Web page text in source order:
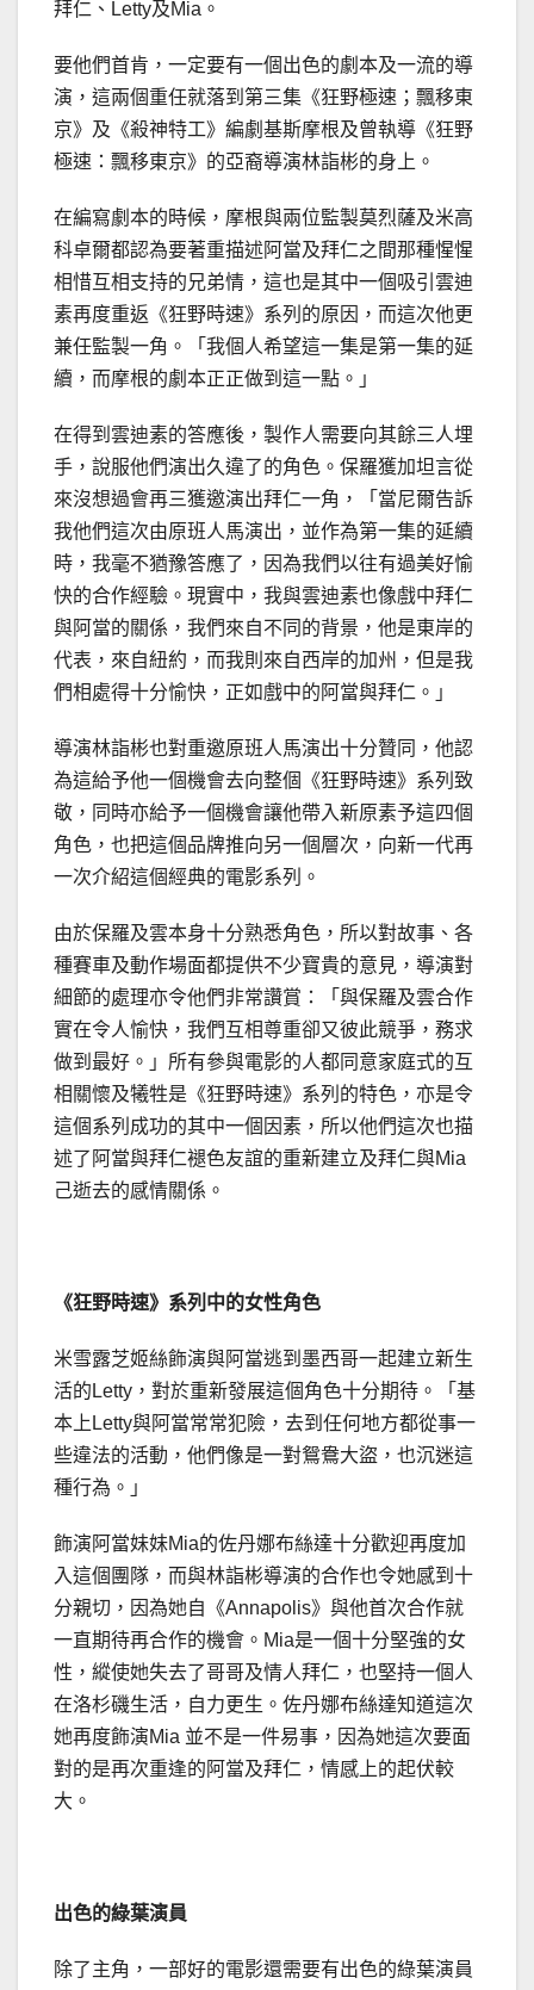
拜仁、Letty及Mia。
要他們首肯，一定要有一個出色的劇本及一流的導
演，這兩個重任就落到第三集《狂野極速；飄移東
京》及《殺神特工》編劇基斯摩根及曾執導《狂野
極速：飄移東京》的亞裔導演林詣彬的身上。
在編寫劇本的時候，摩根與兩位監製莫烈薩及米高
科卓爾都認為要著重描述阿當及拜仁之間那種惺惺
相惜互相支持的兄弟情，這也是其中一個吸引雲迪
素再度重返《狂野時速》系列的原因，而這次他更
兼任監製一角。「我個人希望這一集是第一集的延
續，而摩根的劇本正正做到這一點。」
在得到雲迪素的答應後，製作人需要向其餘三人埋
手，說服他們演出久違了的角色。保羅獲加坦言從
來沒想過會再三獲邀演出拜仁一角，「當尼爾告訴
我他們這次由原班人馬演出，並作為第一集的延續
時，我毫不猶豫答應了，因為我們以往有過美好愉
快的合作經驗。現實中，我與雲迪素也像戲中拜仁
與阿當的關係，我們來自不同的背景，他是東岸的
代表，來自紐約，而我則來自西岸的加州，但是我
們相處得十分愉快，正如戲中的阿當與拜仁。」
導演林詣彬也對重邀原班人馬演出十分贊同，他認
為這給予他一個機會去向整個《狂野時速》系列致
敬，同時亦給予一個機會讓他帶入新原素予這四個
角色，也把這個品牌推向另一個層次，向新一代再
一次介紹這個經典的電影系列。
由於保羅及雲本身十分熟悉角色，所以對故事、各
種賽車及動作場面都提供不少寶貴的意見，導演對
細節的處理亦令他們非常讚賞：「與保羅及雲合作
實在令人愉快，我們互相尊重卻又彼此競爭，務求
做到最好。」所有參與電影的人都同意家庭式的互
相關懷及犧牲是《狂野時速》系列的特色，亦是令
這個系列成功的其中一個因素，所以他們這次也描
述了阿當與拜仁褪色友誼的重新建立及拜仁與Mia
己逝去的感情關係。
《狂野時速》系列中的女性角色
米雪露芝姬絲飾演與阿當逃到墨西哥一起建立新生
活的Letty，對於重新發展這個角色十分期待。「基
本上Letty與阿當常常犯險，去到任何地方都從事一
些違法的活動，他們像是一對鴛鴦大盜，也沉迷這
種行為。」
飾演阿當妹妹Mia的佐丹娜布絲達十分歡迎再度加
入這個團隊，而與林詣彬導演的合作也令她感到十
分親切，因為她自《Annapolis》與他首次合作就
一直期待再合作的機會。Mia是一個十分堅強的女
性，縱使她失去了哥哥及情人拜仁，也堅持一個人
在洛杉磯生活，自力更生。佐丹娜布絲達知道這次
她再度飾演Mia 並不是一件易事，因為她這次要面
對的是再次重逢的阿當及拜仁，情感上的起伏較
大。
出色的綠葉演員
除了主角，一部好的電影還需要有出色的綠葉演員